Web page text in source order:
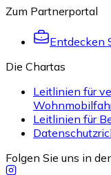
Zum Partnerportal
Entdecken
Die Chartas
Leitlinien für
Leitlinien für
Folgen Sie uns in